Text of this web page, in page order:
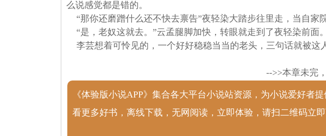
么说感觉都是错的。
“那你还磨蹭什么还不快去禀告”夜轻染大踏步往里走，当自家
“是，老奴这就去。”云孟腿脚加快，转眼就走到了夜轻染前面。
李芸想着可怜见的，一个好好稳稳当当的老头，三句话就被这
-->>本章未完
《体验版小说APP》集合各大平台小说站资源，为小说爱好者
看更多好书，离线下载，无网阅读，立即体验，请扫二维码立